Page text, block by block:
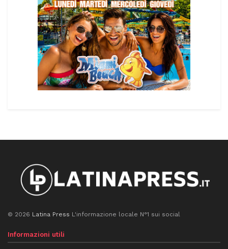
© 2026 Latina Press L'informazione locale N°1 sui social
Informazioni utili